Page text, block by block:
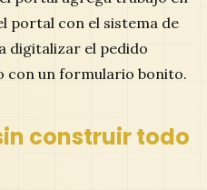
portal con el sistema de
digitalizar el pedido
con un formulario bonito.
construir todo